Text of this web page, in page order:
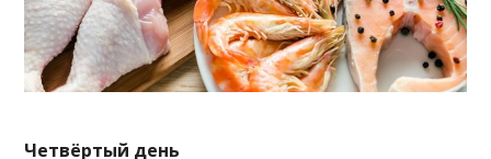
Четвёртый день